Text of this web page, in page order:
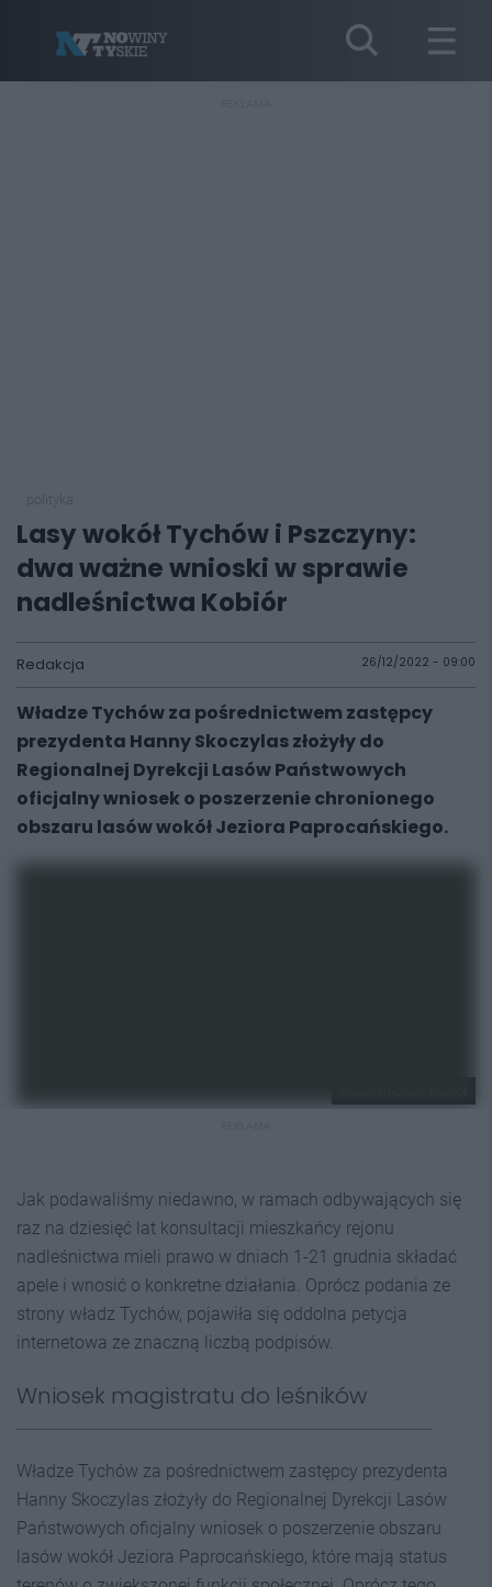
Lasy wokół Tychów i Pszczyny:
dwa ważne wnioski w sprawie
nadleśnictwa Kobiór
Redakcja 26/12/2022 - 09:00
Władze Tychów za pośrednictwem zastępcy
prezydenta Hanny Skoczylas złożyły do
Regionalnej Dyrekcji Lasów Państwowych
oficjalny wniosek o poszerzenie chronionego
obszaru lasów wokół Jeziora Paprocańskiego.
Jak podawaliśmy niedawno, w ramach odbywających się
raz na dziesięć lat konsultacji mieszkańcy rejonu
nadleśnictwa mieli prawo w dniach 1-21 grudnia składać
apele i wnosić o konkretne działania. Oprócz podania ze
strony władz Tychów, pojawiła się oddolna petycja
internetowa ze znaczną liczbą podpisów.
Wniosek magistratu do leśników
Władze Tychów za pośrednictwem zastępcy prezydenta
Hanny Skoczylas złożyły do Regionalnej Dyrekcji Lasów
Państwowych oficjalny wniosek o poszerzenie obszaru
lasów wokół Jeziora Paprocańskiego, które mają status